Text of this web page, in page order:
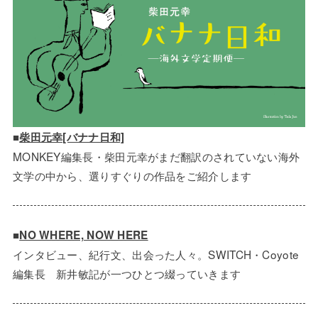
■柴田元幸[バナナ日和]
MONKEY編集長・柴田元幸がまだ翻訳のされていない海外
文学の中から、選りすぐりの作品をご紹介します
■NO WHERE, NOW HERE
インタビュー、紀行文、出会った人々。SWITCH・Coyote
編集長 新井敏記が一つひとつ綴っていきます